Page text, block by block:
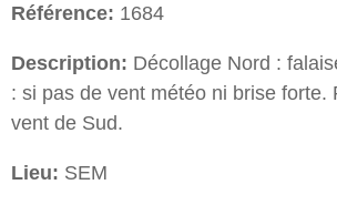
Référence: 1684
Description: Décollage Nord :
: si pas de vent météo ni brise forte.
vent de Sud.
Lieu: SEM